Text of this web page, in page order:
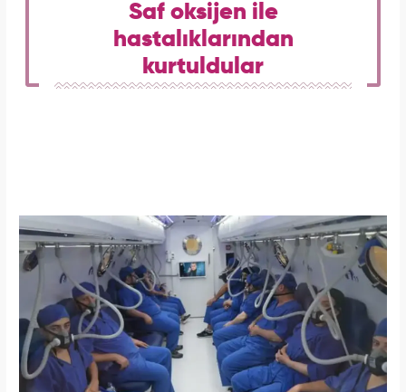
Saf oksijen ile
hastalıklarından
kurtuldular